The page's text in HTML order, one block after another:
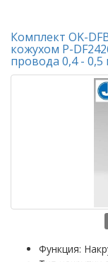
Комплект OK-
кожухом P-
провода 0,4 -
Функция: